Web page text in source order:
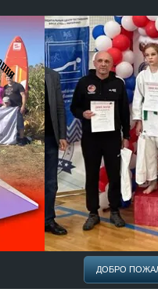
по ДЗЮДО и путевка на
Орлов А.Б.)
ДОБРО